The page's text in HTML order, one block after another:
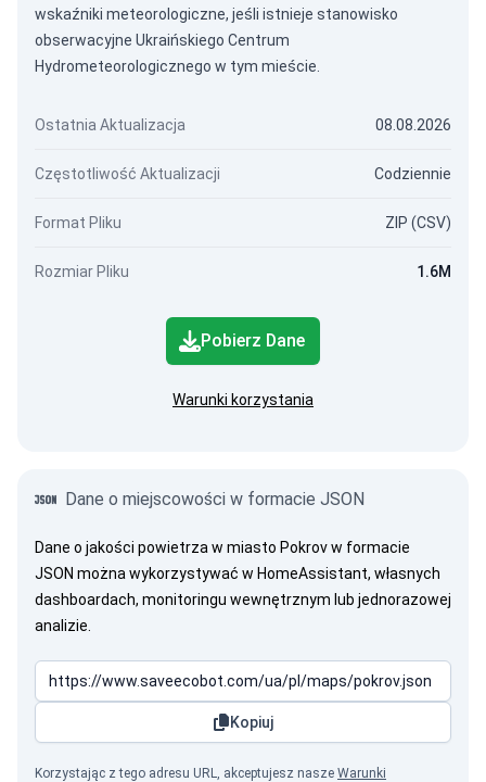
wskaźniki meteorologiczne, jeśli istnieje stanowisko
obserwacyjne Ukraińskiego Centrum
Hydrometeorologicznego w tym mieście.
Ostatnia Aktualizacja 08.08.2026
Częstotliwość Aktualizacji Codziennie
Format Pliku ZIP (CSV)
Rozmiar Pliku 1.6M
Pobierz Dane
Warunki korzystania
Dane o miejscowości w formacie JSON
Dane o jakości powietrza w miasto Pokrov w formacie
JSON można wykorzystywać w HomeAssistant, własnych
dashboardach, monitoringu wewnętrznym lub jednorazowej
analizie.
Kopiuj
Korzystając z tego adresu URL, akceptujesz nasze Warunki